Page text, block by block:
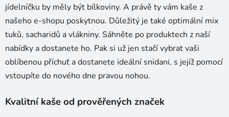
jídelníčku by měly být bílkoviny. A právě ty vám kaše z
našeho e-shopu poskytnou. Důležitý je také optimální mix
tuků, sacharidů a vlákniny. Sáhněte po produktech z naší
nabídky a dostanete ho. Pak si už jen stačí vybrat vaši
oblíbenou příchuť a dostanete ideální snidani, s jejíž pomocí
vstoupíte do nového dne pravou nohou.
Kvalitní kaše od prověřených značek